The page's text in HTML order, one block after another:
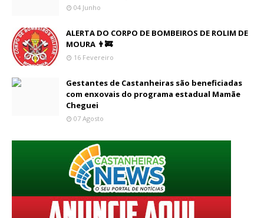
04 Junho
ALERTA DO CORPO DE BOMBEIROS DE ROLIM DE
MOURA 👨‍🚒
16 Fevereiro
Gestantes de Castanheiras são beneficiadas
com enxovais do programa estadual Mamãe
Cheguei
07 Agosto